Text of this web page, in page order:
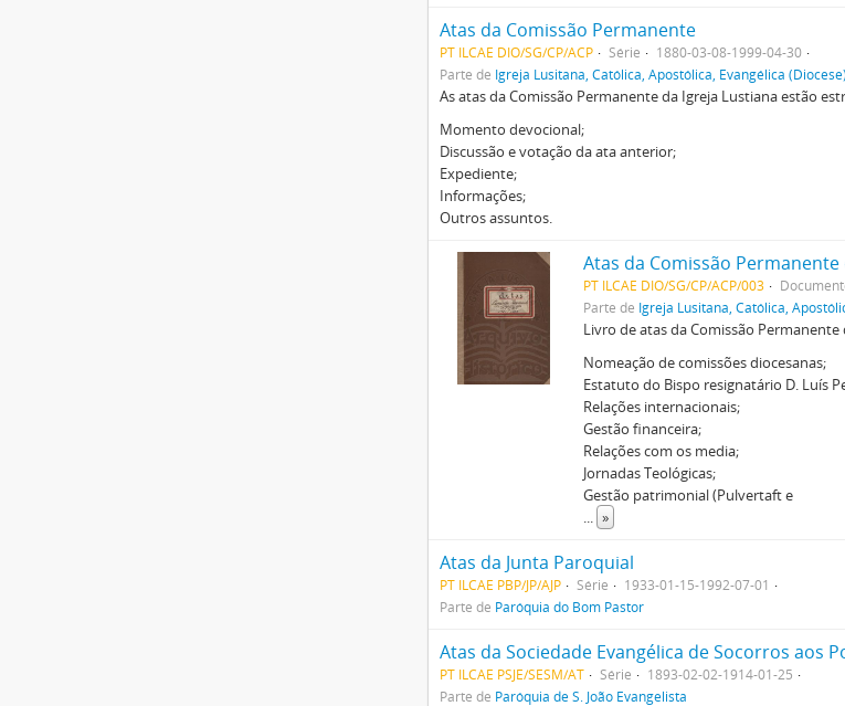
Atas da Comissão Permanente
PT ILCAE DIO/SG/CP/ACP Série
1880-03-08-1999-04-30
Parte de Igreja Lusitana, Católica, Apostólica, Evangélica (Diocese)
As atas da Comissão Permanente da Igreja Lustiana estão
Momento devocional;
Discussão e votação da ata anterior;
Expediente;
Informações;
Outros assuntos.
Atas da Comissão
PT ILCAE DIO/SG/CP/ACP/003
Parte de Igreja Lusitana, Católica,
Livro de atas da Comissão Permanente
Nomeação de comissões diocesanas;
Estatuto do Bispo resignatário D. Luís
Relações internacionais;
Gestão financeira;
Relações com os media;
Jornadas Teológicas;
Gestão patrimonial (Pulvertaft e
... »
Atas da Junta Paroquial
PT ILCAE PBP/JP/AJP Série
1933-01-15-1992-07-01
Parte de Paróquia do Bom Pastor
Atas da Sociedade Evangélica de Socorros aos
PT ILCAE PSJE/SESM/AT Série
1893-02-02-1914-01-25
Parte de Paróquia de S. João Evangelista